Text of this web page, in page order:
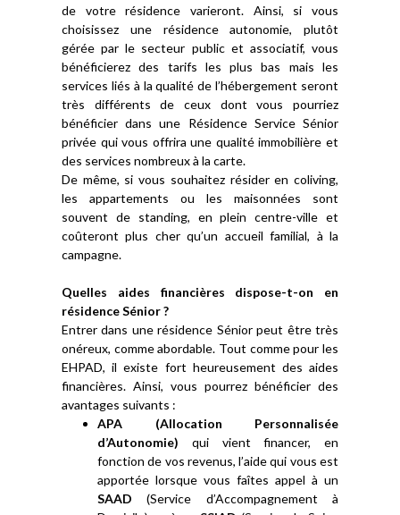
de votre résidence varieront. Ainsi, si vous
choisissez une résidence autonomie, plutôt
gérée par le secteur public et associatif, vous
bénéficierez des tarifs les plus bas mais les
services liés à la qualité de l’hébergement seront
très différents de ceux dont vous pourriez
bénéficier dans une Résidence Service Sénior
privée qui vous offrira une qualité immobilière et
des services nombreux à la carte.
De même, si vous souhaitez résider en coliving,
les appartements ou les maisonnées sont
souvent de standing, en plein centre-ville et
coûteront plus cher qu’un accueil familial, à la
campagne.
Quelles aides financières dispose-t-on en
résidence Sénior ?
Entrer dans une résidence Sénior peut être très
onéreux, comme abordable. Tout comme pour les
EHPAD, il existe fort heureusement des aides
financières. Ainsi, vous pourrez bénéficier des
avantages suivants :
APA (Allocation Personnalisée
d’Autonomie) qui vient financer, en
fonction de vos revenus, l’aide qui vous est
apportée lorsque vous faîtes appel à un
SAAD (Service d’Accompagnement à